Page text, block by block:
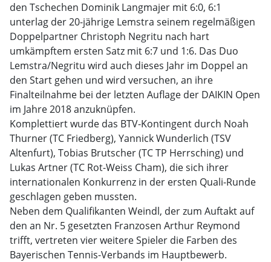
den Tschechen Dominik Langmajer mit 6:0, 6:1
unterlag der 20-jährige Lemstra seinem regelmäßigen
Doppelpartner Christoph Negritu nach hart
umkämpftem ersten Satz mit 6:7 und 1:6. Das Duo
Lemstra/Negritu wird auch dieses Jahr im Doppel an
den Start gehen und wird versuchen, an ihre
Finalteilnahme bei der letzten Auflage der DAIKIN Open
im Jahre 2018 anzuknüpfen.
Komplettiert wurde das BTV-Kontingent durch Noah
Thurner (TC Friedberg), Yannick Wunderlich (TSV
Altenfurt), Tobias Brutscher (TC TP Herrsching) und
Lukas Artner (TC Rot-Weiss Cham), die sich ihrer
internationalen Konkurrenz in der ersten Quali-Runde
geschlagen geben mussten.
Neben dem Qualifikanten Weindl, der zum Auftakt auf
den an Nr. 5 gesetzten Franzosen Arthur Reymond
trifft, vertreten vier weitere Spieler die Farben des
Bayerischen Tennis-Verbands im Hauptbewerb.